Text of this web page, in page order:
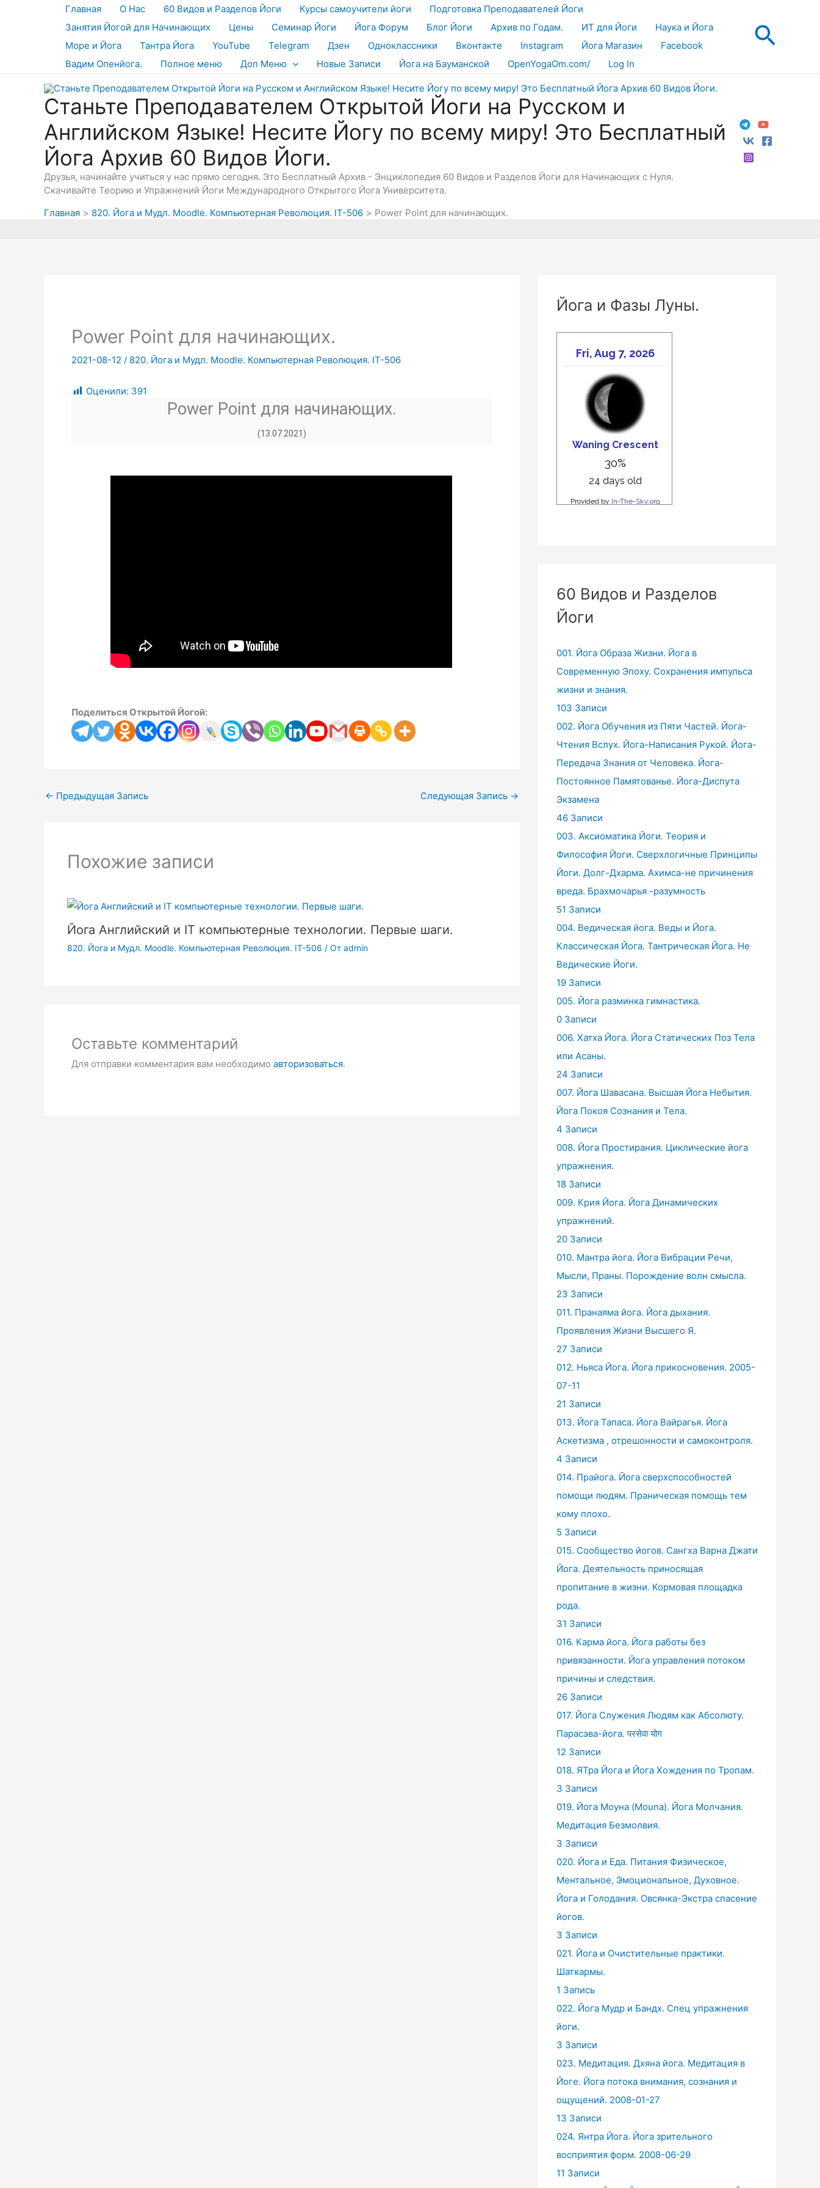
Главная О Нас 60 Видов и Разделов Йоги Курсы самоучители йоги
Подготовка Преподавателей Йоги
Занятия Йогой для Начинающих
Цены Семинар Йоги Йога Форум Блог Йоги Архив по Годам. ИТ для Йоги
Наука и Йога
Море и Йога
Тантра Йога YouTube Telegram Дзен Одноклассники Вконтакте Instagram Йога Магазин
Facebook
Вадим Опенйога.
Полное меню Доп Меню Новые Записи Йога на Бауманской OpenYogaOm.com/ Log In
Станьте Преподавателем Открытой Йоги на Русском и
Английском Языке! Несите Йогу по всему миру! Это Бесплатный
Йога Архив 60 Видов Йоги.
Друзья, начинайте учиться у нас прямо сегодня. Это Бесплатный Архив - Энциклопедия 60 Видов и Разделов Йоги для Начинающих с Нуля.
Скачивайте Теорию и Упражнений Йоги Международного Открытого Йога Университета.
Главная
820. Йога и Мудл. Moodle. Компьютерная Революция. IT-506 Power Point для начинающих.
Power Point для начинающих.
2021-08-12 / 820. Йога и Мудл. Moodle. Компьютерная Революция. IT-506
Оценили: 391
Power Point для начинающих.
(13.07.2021)
Поделиться Открытой Йогой:
← Предыдущая Запись Следующая Запись →
Похожие записи
Йога Английский и IT компьютерные технологии. Первые шаги.
820. Йога и Мудл. Moodle. Компьютерная Революция. IT-506 / От admin
Оставьте комментарий
Для отправки комментария вам необходимо авторизоваться.
Йога и Фазы Луны.
60 Видов и Разделов
Йоги
001. Йога Образа Жизни. Йога в
Современную Эпоху. Сохранения импульса
жизни и знания.
103 Записи
002. Йога Обучения из Пяти Частей. Йога-
Чтения Вслух. Йога-Написания Рукой. Йога-
Передача Знания от Человека. Йога-
Постоянное Памятованье. Йога-Диспута
Экзамена
46 Записи
003. Аксиоматика Йоги. Теория и
Философия Йоги. Сверхлогичные Принципы
Йоги. Долг-Дхарма. Ахимса-не причинения
вреда. Брахмочарья -разумность
51 Записи
004. Ведическая йога. Веды и Йога.
Классическая Йога. Тантрическая Йога. Не
Ведические Йоги.
19 Записи
005. Йога разминка гимнастика.
0 Записи
006. Хатха Йога. Йога Статических Поз Тела
или Асаны.
24 Записи
007. Йога Шавасана. Высшая Йога Небытия.
Йога Покоя Сознания и Тела.
4 Записи
008. Йога Простирания. Циклические йога
упражнения.
18 Записи
009. Крия Йога. Йога Динамических
упражнений.
20 Записи
010. Мантра йога. Йога Вибрации Речи,
Мысли, Праны. Порождение волн смысла.
23 Записи
011. Пранаяма йога. Йога дыхания.
Проявления Жизни Высшего Я.
27 Записи
012. Ньяса Йога. Йога прикосновения. 2005-
07-11
21 Записи
013. Йога Тапаса. Йога Вайрагья. Йога
Аскетизма , отрешонности и самоконтроля.
4 Записи
014. Прайога. Йога сверхспособностей
помощи людям. Праническая помощь тем
кому плохо.
5 Записи
015. Сообщество йогов. Сангха Варна Джати
Йога. Деятельность приносящая
пропитание в жизни. Кормовая площадка
рода.
31 Записи
016. Карма йога. Йога работы без
привязанности. Йога управления потоком
причины и следствия.
26 Записи
017. Йога Служения Людям как Абсолюту.
Парасэва-йога. परसेवा योग
12 Записи
018. ЯТра Йога и Йога Хождения по Тропам.
3 Записи
019. Йога Моуна (Mouna). Йога Молчания.
Медитация Безмолвия.
3 Записи
020. Йога и Еда. Питания Физическое,
Ментальное, Эмоциональное, Духовное.
Йога и Голодания. Овсянка-Экстра спасение
йогов.
3 Записи
021. Йога и Очистительные практики.
Шаткармы.
1 Запись
022. Йога Мудр и Бандх. Спец упражнения
йоги.
3 Записи
023. Медитация. Дхяна йога. Медитация в
Йоге. Йога потока внимания, сознания и
ощущений. 2008-01-27
13 Записи
024. Янтра Йога. Йога зрительного
восприятия форм. 2008-06-29
11 Записи